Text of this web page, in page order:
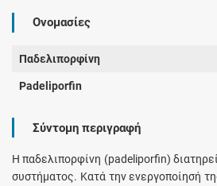
Ονομασίες
Παδελιπορφίνη
Padeliporfin
Σύντομη περιγραφή
Η παδελιπορφίνη (padeliporfin)
συστήματος. Κατά την ενεργοποίησή